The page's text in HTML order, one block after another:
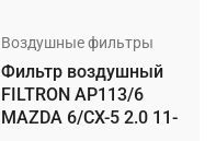
Воздушные фильтры
Фильтр воздушный
FILTRON AP113/6
MAZDA 6/CX-5 2.0 11-